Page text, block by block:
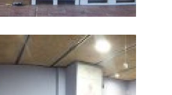
Ampliar